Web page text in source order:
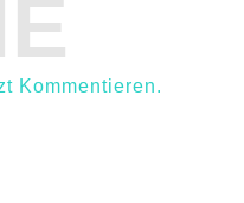
Kommentieren.